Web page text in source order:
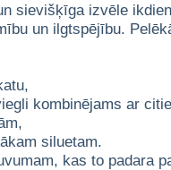
sievišķīga izvēle
un ilgtspējību.
kombinējams ar
siluetam.
kas to padara